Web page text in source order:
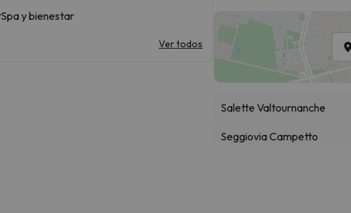
Spa y bienestar
Ver todos
Salette Valtournanche
Seggiovia Campetto